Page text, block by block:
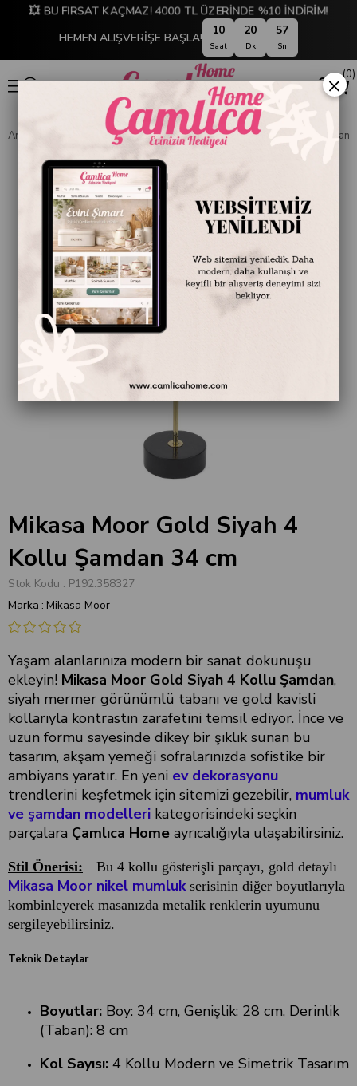
💥 BU FIRSAT KAÇMAZ! 4000 TL ÜZERİNDE %10 İNDİRİM!
HEMEN ALIŞVERİŞE BAŞLA! 10
Saat
20
Dk
56
Sn
0
Anasayfa DEKORASYON Ev Aksesuarları Mum, Mumluk ve Şamdan
Mikasa Moor Gold Siyah 4
Kollu Şamdan 34 cm
Stok Kodu
P192.358327
Marka : Mikasa Moor
Yaşam alanlarınıza modern bir sanat dokunuşu
ekleyin! Mikasa Moor Gold Siyah 4 Kollu Şamdan,
siyah mermer görünümlü tabanı ve gold kavisli
kollarıyla kontrastın zarafetini temsil ediyor. İnce ve
uzun formu sayesinde dikey bir şıklık sunan bu
tasarım, akşam yemeği sofralarınızda sofistike bir
ambiyans yaratır. En yeni ev dekorasyonu
trendlerini keşfetmek için sitemizi gezebilir, mumluk
ve şamdan modelleri kategorisindeki seçkin
parçalara Çamlıca Home ayrıcalığıyla ulaşabilirsiniz.
Stil Önerisi: Bu 4 kollu gösterişli parçayı, gold detaylı
Mikasa Moor nikel mumlukserisinin diğer boyutlarıyla
kombinleyerek masanızda metalik renklerin uyumunu
sergileyebilirsiniz.
Teknik Detaylar
Boyutlar: Boy: 34 cm, Genişlik: 28 cm, Derinlik
(Taban): 8 cm
Kol Sayısı: 4 Kollu Modern ve Simetrik Tasarım
×